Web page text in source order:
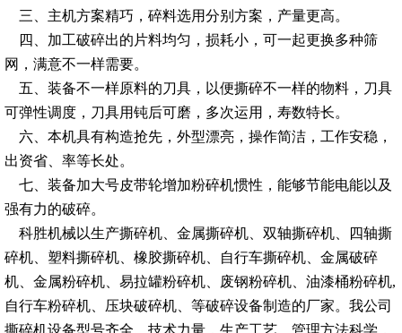
三、主机方案精巧，碎料选用分别方案，产量更高。
四、加工破碎出的片料均匀，损耗小，可一起更换多种筛
网，满意不一样需要。
五、装备不一样原料的刀具，以便撕碎不一样的物料，刀具
可弹性调度，刀具用钝后可磨，多次运用，寿数特长。
六、本机具有构造抢先，外型漂亮，操作简洁，工作安稳，
出资省、率等长处。
七、装备加大号皮带轮增加粉碎机惯性，能够节能电能以及
强有力的破碎。
科胜机械以生产撕碎机、金属撕碎机、双轴撕碎机、四轴撕
碎机、塑料撕碎机、橡胶撕碎机、自行车撕碎机、金属破碎
机、金属粉碎机、易拉罐粉碎机、废钢粉碎机、油漆桶粉碎机,
自行车粉碎机、压块破碎机、等破碎设备制造的厂家。我公司
撕碎机设备型号齐全、技术力量，生产工艺、管理方法科学，